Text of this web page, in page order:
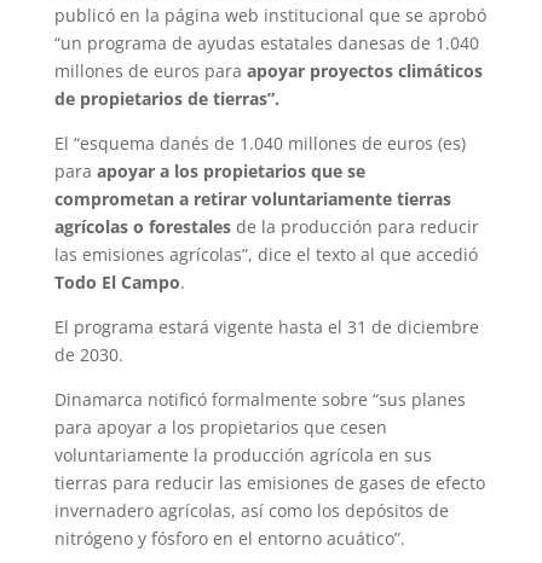
publicó en la página web institucional que se aprobó
“un programa de ayudas estatales danesas de 1.040
millones de euros para apoyar proyectos climáticos
de propietarios de tierras”.
El “esquema danés de 1.040 millones de euros (es)
para apoyar a los propietarios que se
comprometan a retirar voluntariamente tierras
agrícolas o forestalesde la producción para reducir
las emisiones agrícolas”, dice el texto al que accedió
Todo El Campo.
El programa estará vigente hasta el 31 de diciembre
de 2030.
Dinamarca notificó formalmente sobre “sus planes
para apoyar a los propietarios que cesen
voluntariamente la producción agrícola en sus
tierras para reducir las emisiones de gases de efecto
invernadero agrícolas, así como los depósitos de
nitrógeno y fósforo en el entorno acuático”.